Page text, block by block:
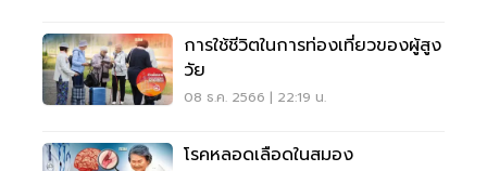
การใช้ชีวิตในการท่องเที่ยวของผู้สูง
วัย
08 ธ.ค. 2566 | 22:19 น.
โรคหลอดเลือดในสมอง